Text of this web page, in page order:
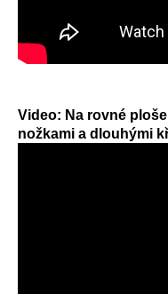
Video: Na rovné
nožkami a dlouhými